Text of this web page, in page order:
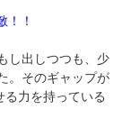
！！
し出しつつも、少
。そのギャップが
力を持っている